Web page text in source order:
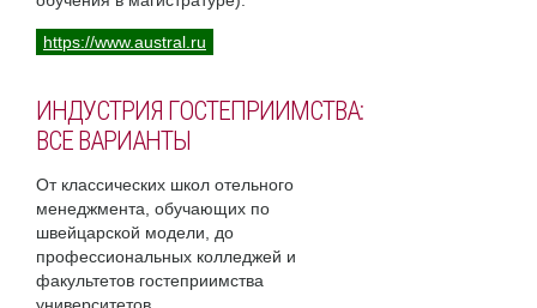
https://www.austral.ru
ИНДУСТРИЯ ГОСТЕПРИИМСТВА:
ВСЕ ВАРИАНТЫ
От классических школ отельного
менеджмента, обучающих по
швейцарской модели, до
профессиональных колледжей и
факультетов гостеприимства